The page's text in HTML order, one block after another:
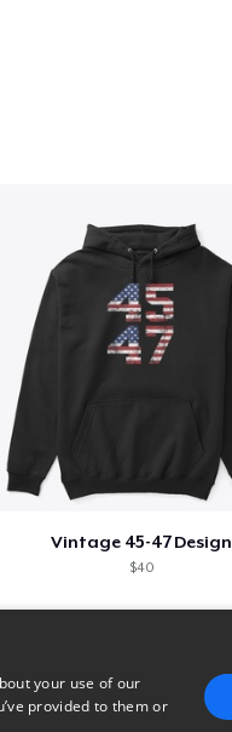
Vintage 45-47 Design
$40
your use of our
provided to them or